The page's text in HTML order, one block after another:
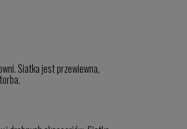
Siatka jest przewiewna,